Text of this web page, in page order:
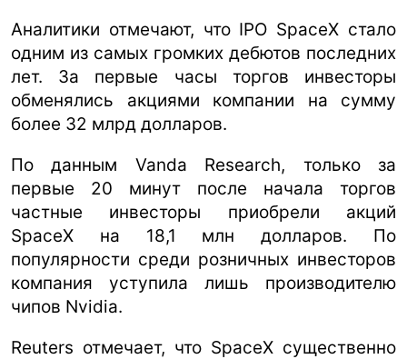
Аналитики отмечают, что IPO SpaceX стало
одним из самых громких дебютов последних
лет. За первые часы торгов инвесторы
обменялись акциями компании на сумму
более 32 млрд долларов.
По данным Vanda Research, только за
первые 20 минут после начала торгов
частные инвесторы приобрели акций
SpaceX на 18,1 млн долларов. По
популярности среди розничных инвесторов
компания уступила лишь производителю
чипов Nvidia.
Reuters отмечает, что SpaceX существенно